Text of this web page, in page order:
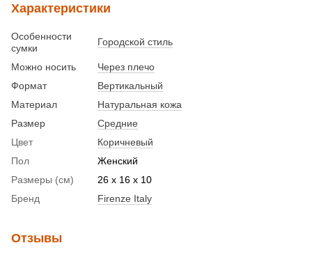
Характеристики
Особенности
сумки
Городской стиль
Можно носить
Через плечо
Формат
Вертикальный
Материал
Натуральная кожа
Размер
Средние
Цвет
Коричневый
Пол
Женский
Размеры (см)
26 x 16 x 10
Бренд
Firenze Italy
Отзывы